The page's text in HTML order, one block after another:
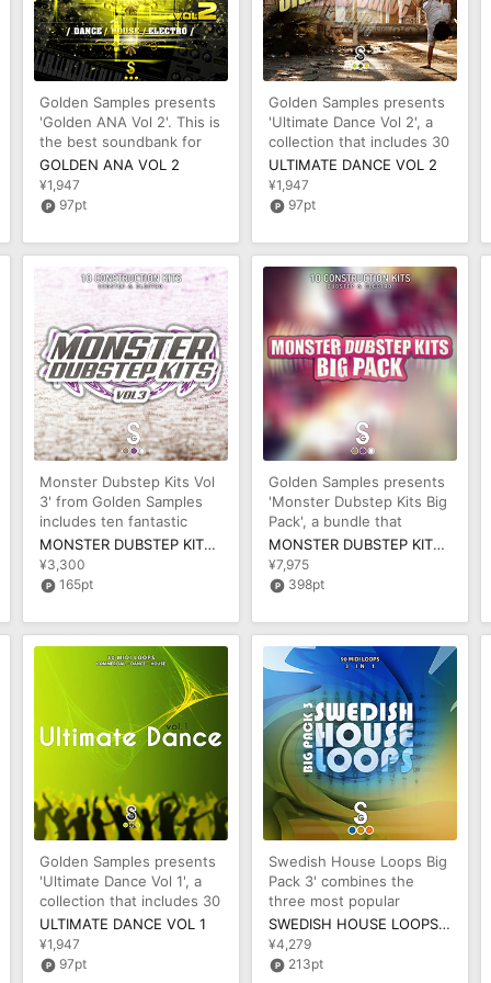
Golden Samples presents
'Golden ANA Vol 2'. This is
the best soundbank for
the very popular ANA Synt
GOLDEN ANA VOL 2
¥1,947
97pt
Golden Samples presents
'Ultimate Dance Vol 2', a
collection that includes 30
holiday tunes in MIDI
ULTIMATE DANCE VOL 2
¥1,947
97pt
Monster Dubstep Kits Vol
3' from Golden Samples
includes ten fantastic
Construction Kits for
produci
MONSTER DUBSTEP KITS VOL 3
¥3,300
165pt
Golden Samples presents
'Monster Dubstep Kits Big
Pack', a bundle that
includes Construction Kits
an
MONSTER DUBSTEP KITS BIG PACK
¥7,975
398pt
Golden Samples presents
'Ultimate Dance Vol 1', a
collection that includes 30
holiday tunes in MIDI
ULTIMATE DANCE VOL 1
¥1,947
97pt
Swedish House Loops Big
Pack 3' combines the
three most popular
Golden Samples House
MIDI packs. You
SWEDISH HOUSE LOOPS BIG PACK 3
¥4,279
213pt